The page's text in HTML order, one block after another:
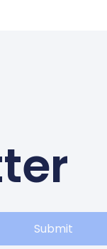
Submit